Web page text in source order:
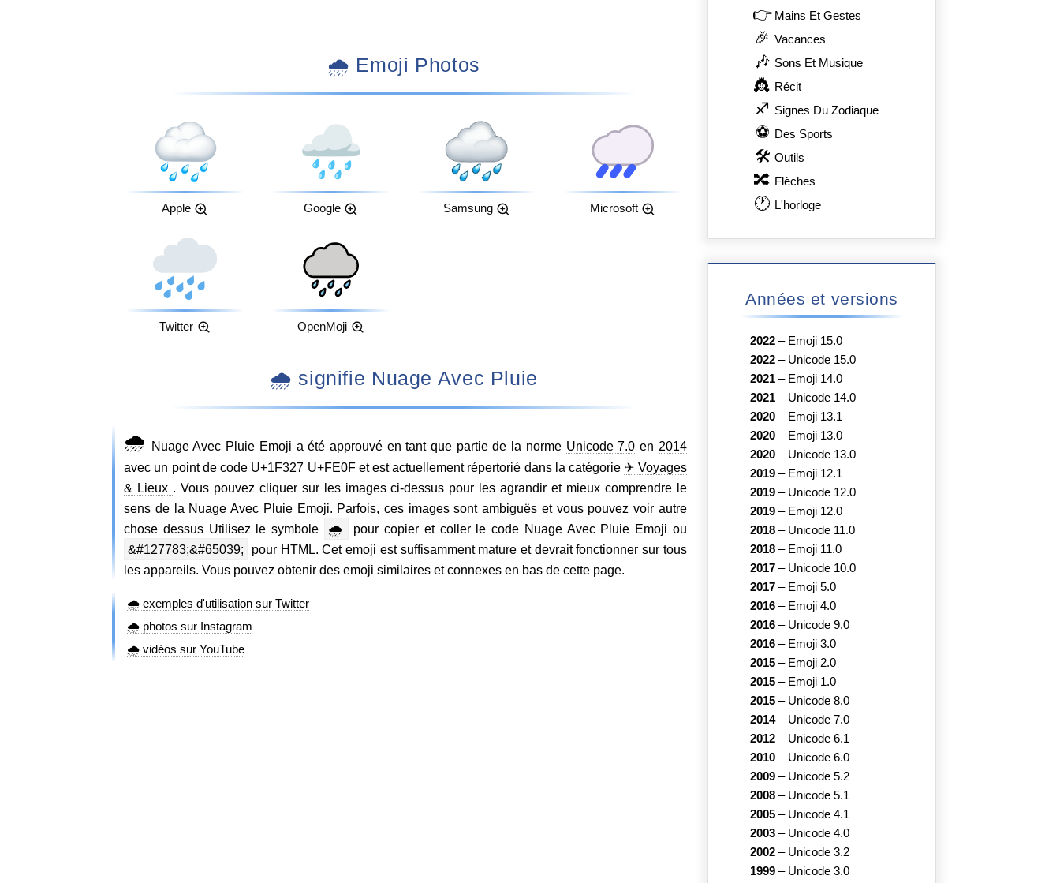
🌧️ Emoji Photos
Apple Google Samsung Microsoft
Twitter OpenMoji
🌧️ signifie Nuage Avec Pluie
🌧️ Nuage Avec Pluie Emoji a été approuvé en tant que partie de la norme Unicode 7.0 en 2014
avec un point de code U+1F327 U+FE0F et est actuellement répertorié dans la catégorie ✈ Voyages
& Lieux . Vous pouvez cliquer sur les images ci-dessus pour les agrandir et mieux comprendre le
sens de la Nuage Avec Pluie Emoji. Parfois, ces images sont ambiguës et vous pouvez voir autre
chose dessus Utilisez le symbole
🌧️
pour copier et coller le code Nuage Avec Pluie Emoji ou
&#127783;&#65039;
pour HTML. Cet emoji est suffisamment mature et devrait fonctionner sur tous
les appareils. Vous pouvez obtenir des emoji similaires et connexes en bas de cette page.
🌧️ exemples d'utilisation sur Twitter
🌧️ photos sur Instagram
🌧️ vidéos sur YouTube
👉 Mains Et Gestes
🎉 Vacances
🎶 Sons Et Musique
👸 Récit
♐ Signes Du Zodiaque
⚽ Des Sports
🛠 Outils
🔀 Flèches
🕐 L'horloge
Années et versions
2022 – Emoji 15.0
2022 – Unicode 15.0
2021 – Emoji 14.0
2021 – Unicode 14.0
2020 – Emoji 13.1
2020 – Emoji 13.0
2020 – Unicode 13.0
2019 – Emoji 12.1
2019 – Unicode 12.0
2019 – Emoji 12.0
2018 – Unicode 11.0
2018 – Emoji 11.0
2017 – Unicode 10.0
2017 – Emoji 5.0
2016 – Emoji 4.0
2016 – Unicode 9.0
2016 – Emoji 3.0
2015 – Emoji 2.0
2015 – Emoji 1.0
2015 – Unicode 8.0
2014– Unicode 7.0
2012 – Unicode 6.1
2010 – Unicode 6.0
2009 – Unicode 5.2
2008 – Unicode 5.1
2005 – Unicode 4.1
2003 – Unicode 4.0
2002 – Unicode 3.2
1999 – Unicode 3.0